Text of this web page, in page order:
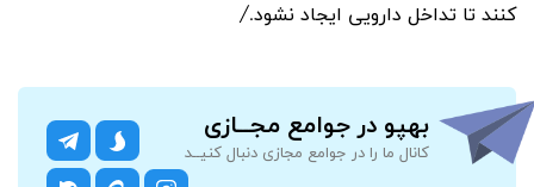
کنند تا تداخل دارویی ایجاد نشود./
بهپو در جوامع مجــازی
کانال ما را در جوامع مجازی دنبال کنیــد